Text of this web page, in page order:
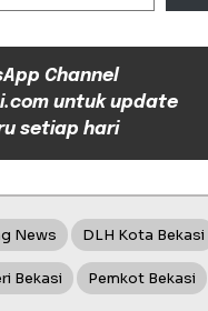
Channel
untuk update
setiap hari
News DLH Kota Bekasi
Bekasi Pemkot Bekasi